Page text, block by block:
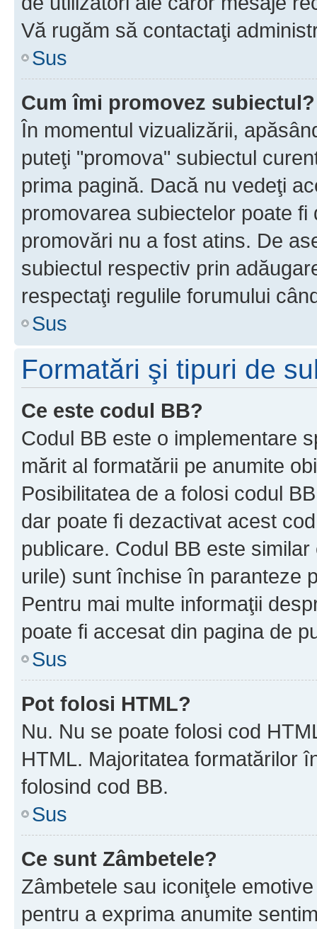
Vă rugăm să contactaţi
Sus
Cum îmi promovez subiectul?
În momentul vizualizării,
puteţi "promova" subiectul
prima pagină. Dacă nu vedeţi
promovarea subiectelor poate
promovări nu a fost atins. De
subiectul respectiv prin
respectaţi regulile forumului
Sus
Formatări şi tipuri de
Ce este codul BB?
Codul BB este o implementare
mărit al formatării pe anumite
Posibilitatea de a folosi codul
dar poate fi dezactivat acest
publicare. Codul BB este
urile) sunt închise în paranteze
Pentru mai multe informaţii
poate fi accesat din pagina de
Sus
Pot folosi HTML?
Nu. Nu se poate folosi cod
HTML. Majoritatea formatărilor
folosind cod BB.
Sus
Ce sunt Zâmbetele?
Zâmbetele sau iconiţele
pentru a exprima anumite